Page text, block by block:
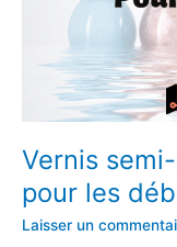
Vernis
pour les
Laisser un